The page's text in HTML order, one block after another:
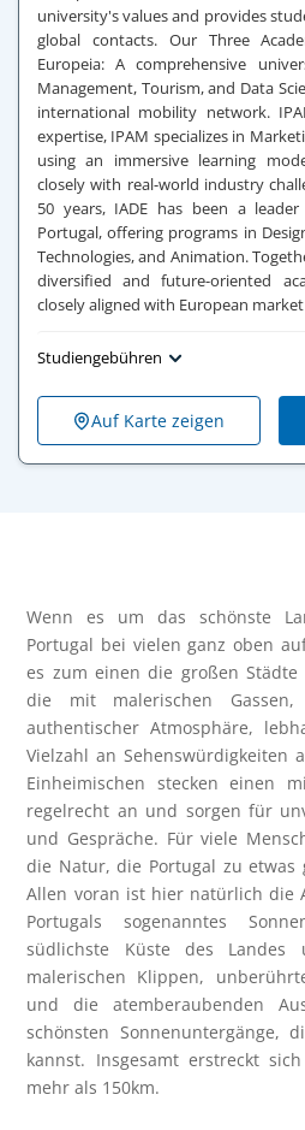
university's values and provides
global contacts. Our Three
Europeia: A comprehensive
Management, Tourism, and Data
international mobility network.
expertise, IPAM specializes in
using an immersive learning
closely with real-world industry
50 years, IADE has been a
Portugal, offering programs in
Technologies, and Animation.
diversified and future-oriented
closely aligned with European
Studiengebühren
Auf Karte zeigen
Wenn es um das schönste
Portugal bei vielen ganz oben
es zum einen die großen Städte
die mit malerischen Gassen,
authentischer Atmosphäre,
Vielzahl an Sehenswürdigkeiten
Einheimischen stecken einen
regelrecht an und sorgen für
und Gespräche. Für viele
die Natur, die Portugal zu etwas
Allen voran ist hier natürlich die
Portugals sogenanntes
südlichste Küste des
malerischen Klippen,
und die atemberaubenden
schönsten Sonnenuntergänge,
kannst. Insgesamt erstreckt
mehr als 150km.